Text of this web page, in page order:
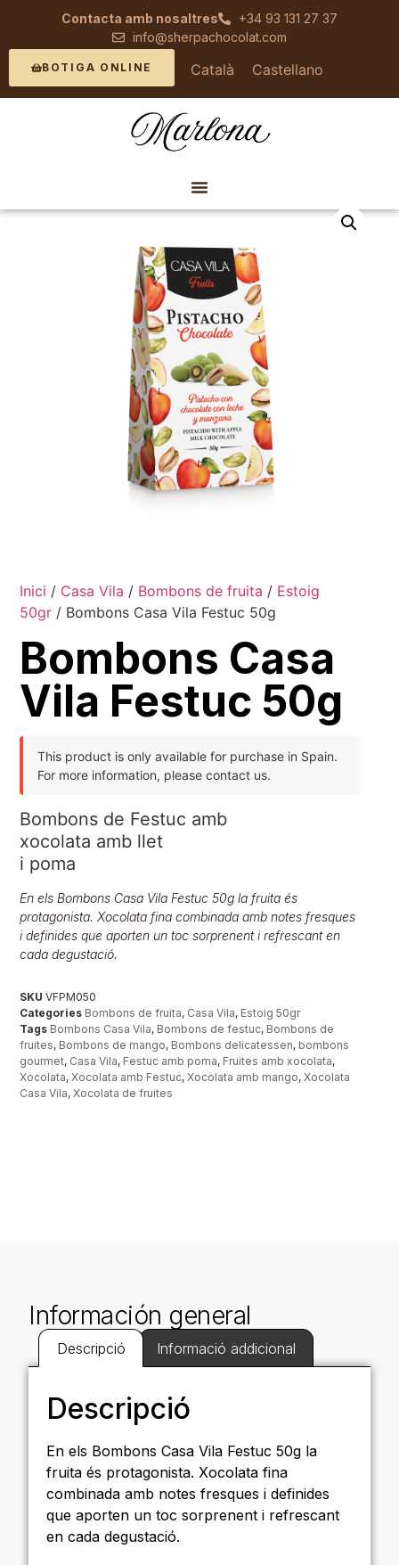
Contacta amb nosaltres
+34 93 131 27 37
info@sherpachocolat.com
BOTIGA ONLINE Català Castellano
Inici / Casa Vila / Bombons de fruita / Estoig
50gr / Bombons Casa Vila Festuc 50g
Bombons Casa
Vila Festuc 50g
This product is only available for purchase in Spain.
For more information, please contact us.
Bombons de Festuc amb
xocolata amb llet
i poma
En els Bombons Casa Vila Festuc 50g la fruita és
protagonista. Xocolata fina combinada amb notes fresques
i definides que aporten un toc sorprenent i refrescant en
cada degustació.
SKUVFPM050
Categories Bombons de fruita, Casa Vila, Estoig 50gr
Tags Bombons Casa Vila, Bombons de festuc, Bombons de
fruites, Bombons de mango, Bombons delicatessen, bombons
gourmet, Casa Vila, Festuc amb poma, Fruites amb xocolata,
Xocolata,Xocolata amb Festuc,Xocolata amb mango,Xocolata
Casa Vila,Xocolata de fruites
Información general
Descripció Informació addicional
Descripció
En els Bombons Casa Vila Festuc 50g la
fruita és protagonista. Xocolata fina
combinada amb notes fresques i definides
que aporten un toc sorprenent i refrescant
en cada degustació.